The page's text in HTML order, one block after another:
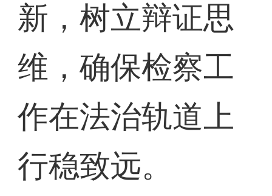
新，树立辩证思
维，确保检察工
作在法治轨道上
行稳致远。